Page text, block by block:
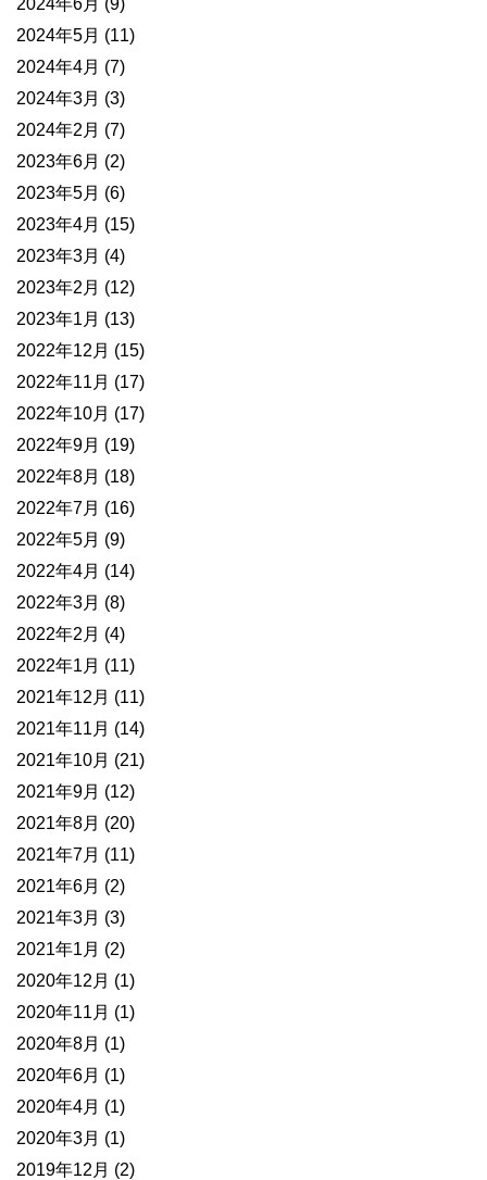
2024年6月 (9)
2024年5月 (11)
2024年4月 (7)
2024年3月 (3)
2024年2月 (7)
2023年6月 (2)
2023年5月 (6)
2023年4月 (15)
2023年3月 (4)
2023年2月 (12)
2023年1月 (13)
2022年12月 (15)
2022年11月 (17)
2022年10月 (17)
2022年9月 (19)
2022年8月 (18)
2022年7月 (16)
2022年5月 (9)
2022年4月 (14)
2022年3月 (8)
2022年2月 (4)
2022年1月 (11)
2021年12月 (11)
2021年11月 (14)
2021年10月 (21)
2021年9月 (12)
2021年8月 (20)
2021年7月 (11)
2021年6月 (2)
2021年3月 (3)
2021年1月 (2)
2020年12月 (1)
2020年11月 (1)
2020年8月 (1)
2020年6月 (1)
2020年4月 (1)
2020年3月 (1)
2019年12月 (2)